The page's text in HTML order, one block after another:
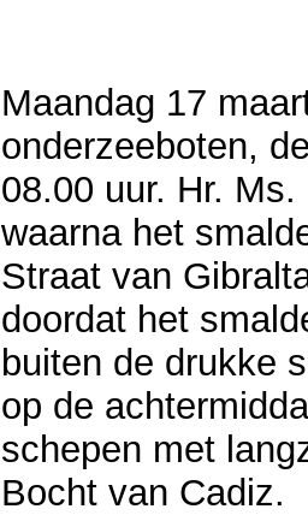
Maandag 17
onderzeeboten,
08.00 uur. Hr.
waarna het
Straat van
doordat het
buiten de drukke
op de
schepen met
Bocht van Cadiz.